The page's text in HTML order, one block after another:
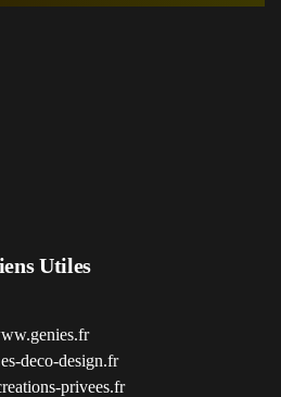
Utiles
deco-design.fr
privees.fr